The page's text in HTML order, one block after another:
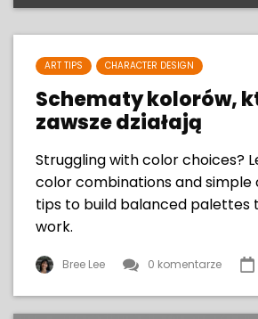
ART TIPS CHARACTER DESIGN
Schematy kolorów,
zawsze działają
Struggling with color choices?
color combinations and
tips to build balanced palettes
work.
Bree Lee 0 komentarze